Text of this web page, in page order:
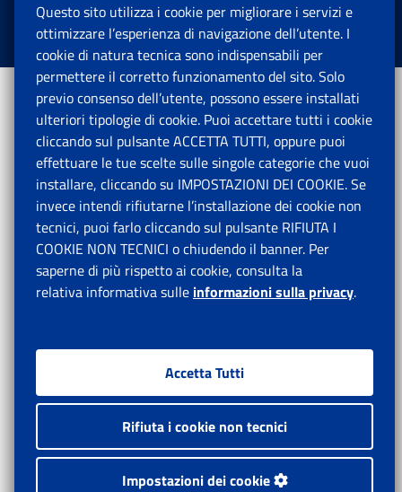
Istituto Nazionale Previdenza Sociale.
Tutti i diritti riservati.
Questo sito utilizza i cookie per migliorare i servizi e
ottimizzare l’esperienza di navigazione dell’utente. I
cookie di natura tecnica sono indispensabili per
permettere il corretto funzionamento del sito. Solo
previo consenso dell’utente, possono essere installati
ulteriori tipologie di cookie. Puoi accettare tutti i cookie
cliccando sul pulsante ACCETTA TUTTI, oppure puoi
effettuare le tue scelte sulle singole categorie che vuoi
installare, cliccando su IMPOSTAZIONI DEI COOKIE. Se
invece intendi rifiutarne l’installazione dei cookie non
tecnici, puoi farlo cliccando sul pulsante RIFIUTA I
COOKIE NON TECNICI o chiudendo il banner. Per
saperne di più rispetto ai cookie, consulta la
relativa informativa sulle informazioni sulla privacy.
Accetta Tutti
Rifiuta i cookie non tecnici
Impostazioni dei cookie